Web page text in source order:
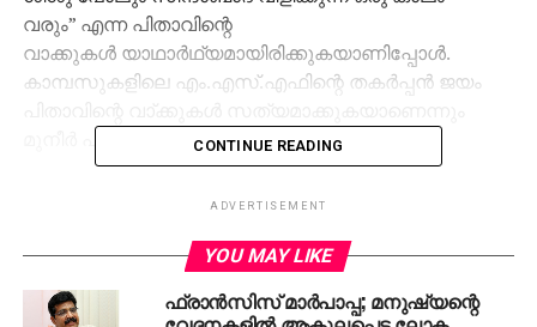
വരും” എന്ന പിതാവിന്റെ
വാക്കുകള്‍ യാഥാര്‍ഥ്യമായിരിക്കുകയാണിപ്പോള്‍.
കാമ്പസുകളിലെ എം.എസ്.എഫിന്റെ തകര്‍പ്പന്‍ ജയം
മുനീര്‍ പറഞ്ഞു.
എം എസ് എഫിന്റെ അതുല്ല്യമായ ചരിത്ര
വിജയത്തിൽ ഞാനഭിമാനിക്കുന്നു!ഈ സന്ദർഭത്തിൽ
എന്റെ പിതാവിന്റെ വാക്കുകൾ
CONTINUE READING
ADVERTISEMENT
YOU MAY LIKE
ഫ്രാന്‍സിസ് മാര്‍പാപ്പ; മനുഷ്യന്റെ